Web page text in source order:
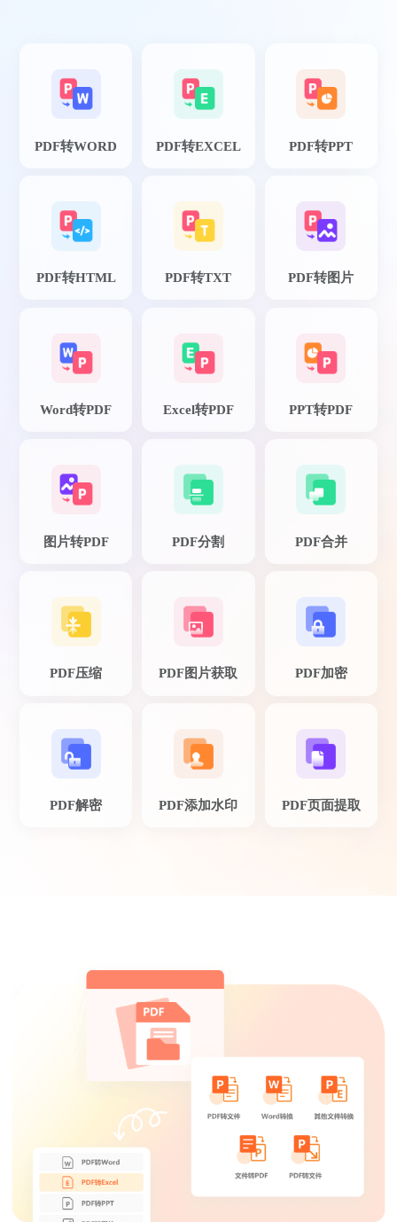
PDF转WORD PDF转EXCEL PDF转PPT
PDF转HTML PDF转TXT PDF转图片
Word转PDF Excel转PDF PPT转PDF
图片转PDF PDF分割 PDF合并
PDF压缩 PDF图片获取 PDF加密
PDF解密 PDF添加水印 PDF页面提取
个人觉得这款PDF转换器操作简单，非常适
迟迟语0_o
平时备课经常会用到知网caj格式的期刊读
物，同事推荐了这个软件，把caj转成word用
起来很方便